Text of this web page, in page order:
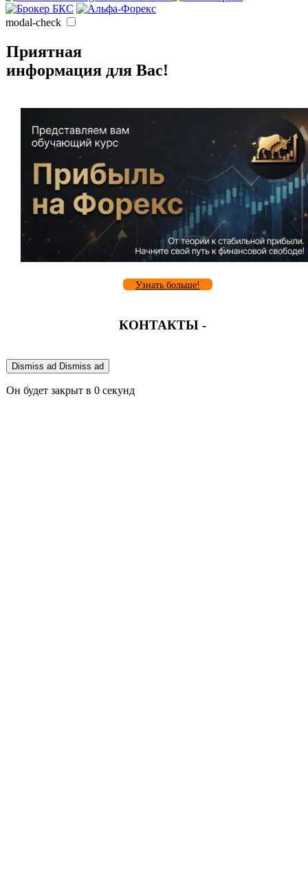
modal-check
Приятная
информация для Вас!
Узнать больше!
КОНТАКТЫ -
Dismiss ad Dismiss ad
Он будет закрыт в 0 секунд